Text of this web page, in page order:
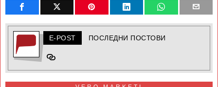
E-POST ПОСЛЕДНИ ПОСТОВИ